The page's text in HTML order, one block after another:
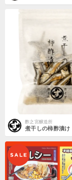
酢之宮醸造所
煮干しの柿酢漬け